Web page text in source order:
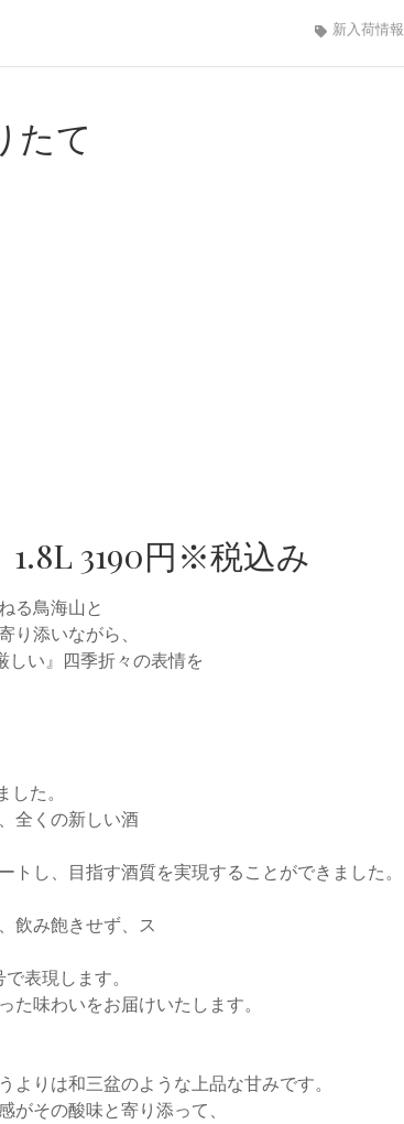
新入荷情報
たて
3190円※税込み
る鳥海山と
り添いながら、
しい』四季折々の表情を
た。
全くの新しい酒
し、目指す酒質を実現することができました。
飲み飽きせず、ス
表現します。
た味わいをお届けいたします。
りは和三盆のような上品な甘みです。
がその酸味と寄り添って、